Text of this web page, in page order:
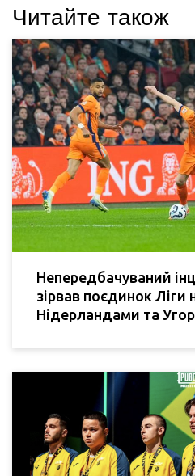
Читайте також
Непередбачуваний
зірвав поєдинок Ліги
Нідерландами та